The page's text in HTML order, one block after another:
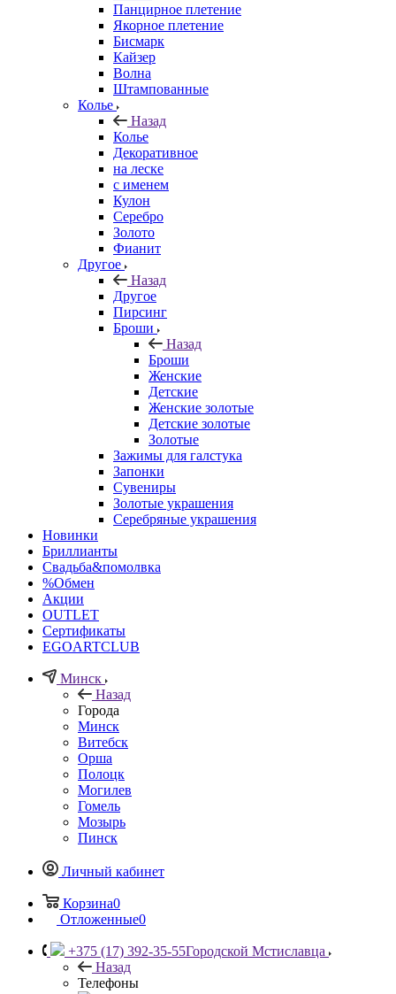
Панцирное плетение
Якорное плетение
Бисмарк
Кайзер
Волна
Штампованные
Колье
Назад
Колье
Декоративное
на леске
с именем
Кулон
Серебро
Золото
Фианит
Другое
Назад
Другое
Пирсинг
Броши
Назад
Броши
Женские
Детские
Женские золотые
Детские золотые
Золотые
Зажимы для галстука
Запонки
Сувениры
Золотые украшения
Серебряные украшения
Новинки
Бриллианты
Свадьба&помолвка
%Обмен
Акции
OUTLET
Сертификаты
EGOARTCLUB
Минск
Назад
Города
Минск
Витебск
Орша
Полоцк
Могилев
Гомель
Мозырь
Пинск
Личный кабинет
Корзина0
Отложенные0
+375 (17) 392-35-55Городской Мстиславца
Назад
Телефоны